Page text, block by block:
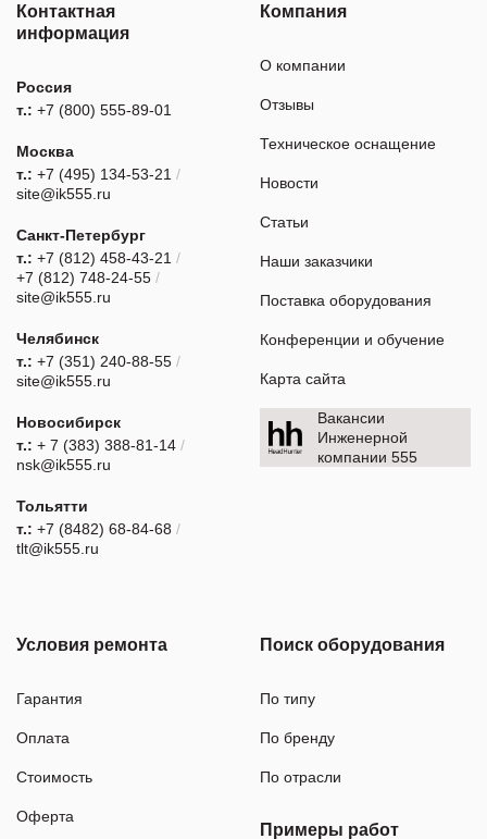
Контактная
информация
Россия
т.: +7 (800) 555-89-01
Москва
т.: +7 (495) 134-53-21 /
site@ik555.ru
Санкт-Петербург
т.: +7 (812) 458-43-21 /
+7 (812) 748-24-55 /
site@ik555.ru
Челябинск
т.: +7 (351) 240-88-55 /
site@ik555.ru
Новосибирск
т.: + 7 (383) 388-81-14 /
nsk@ik555.ru
Тольятти
т.: +7 (8482) 68-84-68 /
tlt@ik555.ru
Компания
О компании
Отзывы
Техническое оснащение
Новости
Статьи
Наши заказчики
Поставка оборудования
Конференции и обучение
Карта сайта
Вакансии
Инженерной
компании 555
Условия ремонта
Гарантия
Оплата
Стоимость
Оферта
Поиск оборудования
По типу
По бренду
По отрасли
Примеры работ